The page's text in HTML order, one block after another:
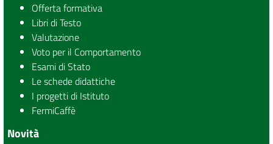
Offerta formativa
Libri di Testo
Valutazione
Voto per il Comportamento
Esami di Stato
Le schede didattiche
I progetti di Istituto
FermiCaffè
Novità